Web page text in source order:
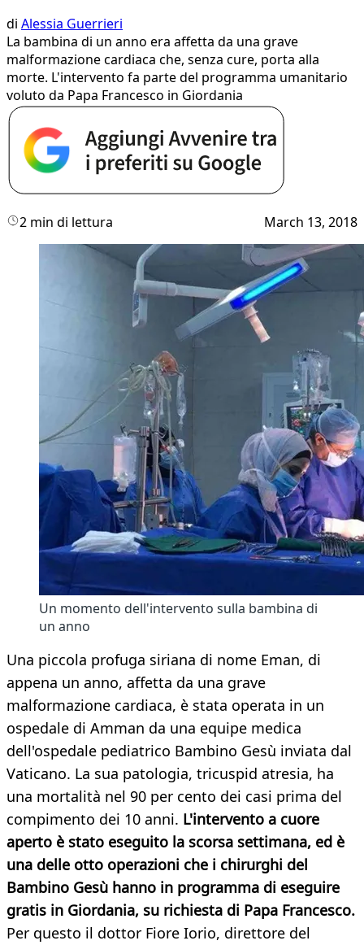
di Alessia Guerrieri
La bambina di un anno era affetta da una grave
malformazione cardiaca che, senza cure, porta alla
morte. L'intervento fa parte del programma umanitario
voluto da Papa Francesco in Giordania
2 min di lettura March 13, 2018
Un momento dell'intervento sulla bambina di
un anno
Una piccola profuga siriana di nome Eman, di
appena un anno, affetta da una grave
malformazione cardiaca, è stata operata in un
ospedale di Amman da una equipe medica
dell'ospedale pediatrico Bambino Gesù inviata dal
Vaticano. La sua patologia, tricuspid atresia, ha
una mortalità nel 90 per cento dei casi prima del
compimento dei 10 anni. L'intervento a cuore
aperto è stato eseguito la scorsa settimana, ed è
una delle otto operazioni che i chirurghi del
Bambino Gesù hanno in programma di eseguire
gratis in Giordania, su richiesta di Papa Francesco.
Per questo il dottor Fiore Iorio, direttore del